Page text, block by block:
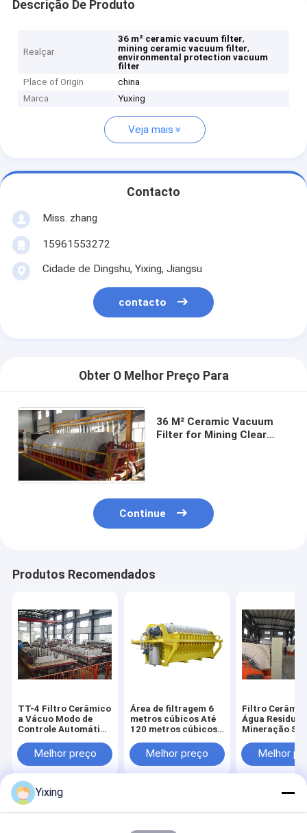
Descrição De Produto
Realçar
36 m² ceramic vacuum filter,
mining ceramic vacuum filter,
environmental protection vacuum
filter
Place of Origin
china
Marca
Yuxing
Veja mais
Contacto
Miss. zhang
15961553272
Cidade de Dingshu, Yixing, Jiangsu
contacto
Obter O Melhor Preço Para
36 M² Ceramic Vacuum
Filter for Mining Clear
Continue
Produtos Recomendados
TT-4 Filtro Cerâmico
a Vácuo Modo de
Controle Automático
Indústria de
Mineração,
Soluções de
Filtração Eficazes
Melhor preço
Área de filtragem 6
metros cúbicos Até
120 metros cúbicos
filtragem a vácuo em
cerâmica Sistema de
Melhor preço
Filtro
Água
Mineração
Cerâmico
Facilitando
para Gestão
Melhor
Site
Conosco
Site
Mapa do Site
Privacy Policy
Yixing